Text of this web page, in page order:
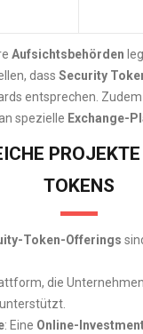
Aufsichtsbehörden
dass Security
entsprechen.
spezielle Exchange-
TOKENS
Token-Offerings
die
: Eine Online-